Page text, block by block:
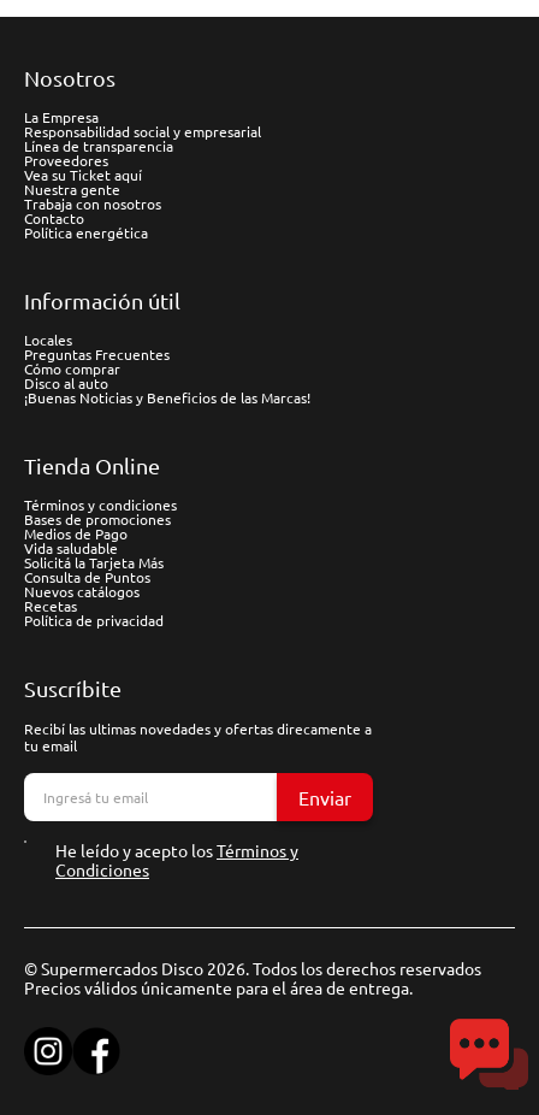
Nosotros
La Empresa
Responsabilidad social y empresarial
Línea de transparencia
Proveedores
Vea su Ticket aquí
Nuestra gente
Trabaja con nosotros
Contacto
Política energética
Información útil
Locales
Preguntas Frecuentes
Cómo comprar
Disco al auto
¡Buenas Noticias y Beneficios de las Marcas!
Tienda Online
Términos y condiciones
Bases de promociones
Medios de Pago
Vida saludable
Solicitá la Tarjeta Más
Consulta de Puntos
Nuevos catálogos
Recetas
Política de privacidad
Suscríbite
Recibí las ultimas novedades y ofertas direcamente a
tu email
Enviar
He leído y acepto losTérminos y
Condiciones
© Supermercados Disco 2026. Todos los derechos reservados
Precios válidos únicamente para el área de entrega.